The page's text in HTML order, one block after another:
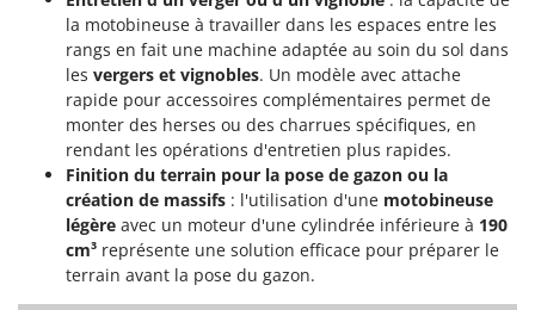
Weber
WIDU
Wiper EcoRobot
Wolf Garten
Wortex
Worx
Yard Force
la motobineuse à travailler dans les espaces entre les
rangs en fait une machine adaptée au soin du sol dans
les vergers et vignobles. Un modèle avec attache
rapide pour accessoires complémentaires permet de
monter des herses ou des charrues spécifiques, en
rendant les opérations d'entretien plus rapides.
Finition du terrain pour la pose de gazon ou la
création de massifs : l'utilisation d'une motobineuse
légère avec un moteur d'une cylindrée inférieure à 190
cm³ représente une solution efficace pour préparer le
terrain avant la pose du gazon.